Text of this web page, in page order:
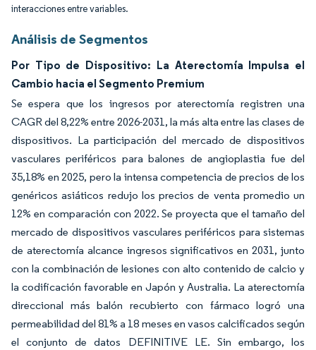
interacciones entre variables.
Análisis de Segmentos
Por Tipo de Dispositivo: La Aterectomía Impulsa el
Cambio hacia el Segmento Premium
Se espera que los ingresos por aterectomía registren una
CAGR del 8,22% entre 2026-2031, la más alta entre las clases de
dispositivos. La participación del mercado de dispositivos
vasculares periféricos para balones de angioplastia fue del
35,18% en 2025, pero la intensa competencia de precios de los
genéricos asiáticos redujo los precios de venta promedio un
12% en comparación con 2022. Se proyecta que el tamaño del
mercado de dispositivos vasculares periféricos para sistemas
de aterectomía alcance ingresos significativos en 2031, junto
con la combinación de lesiones con alto contenido de calcio y
la codificación favorable en Japón y Australia. La aterectomía
direccional más balón recubierto con fármaco logró una
permeabilidad del 81% a 18 meses en vasos calcificados según
el conjunto de datos DEFINITIVE LE. Sin embargo, los